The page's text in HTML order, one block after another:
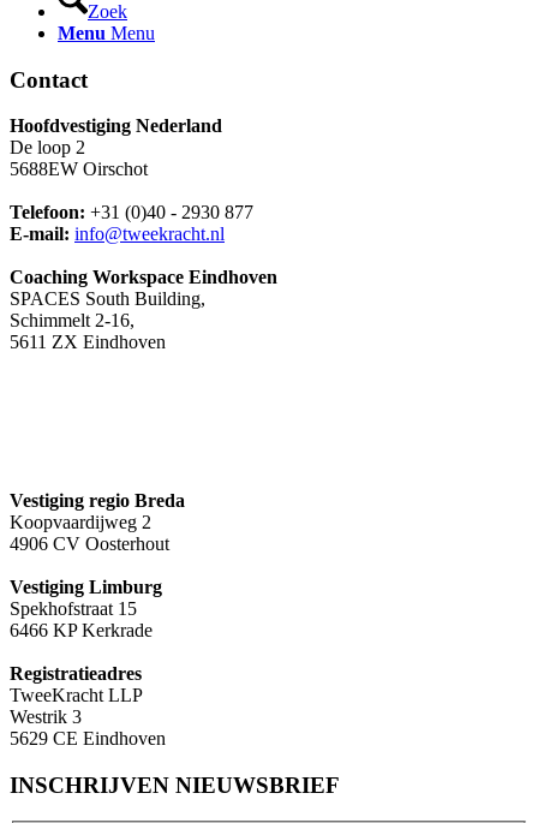
Zoek
Menu Menu
Contact
Hoofdvestiging Nederland
De loop 2
5688EW Oirschot
Telefoon: +31 (0)40 - 2930 877
E-mail: info@tweekracht.nl
Coaching Workspace Eindhoven
SPACES South Building,
Schimmelt 2-16,
5611 ZX Eindhoven
Vestiging regio Breda
Koopvaardijweg 2
4906 CV Oosterhout
Vestiging Limburg
Spekhofstraat 15
6466 KP Kerkrade
Registratieadres
TweeKracht LLP
Westrik 3
5629 CE Eindhoven
INSCHRIJVEN NIEUWSBRIEF